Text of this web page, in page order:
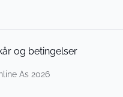
og betingelser
As 2026